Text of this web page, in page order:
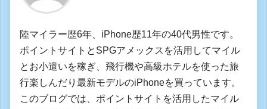
陸マイラー歴6年、iPhone歴11年の40代男性です。
ポイントサイトとSPGアメックスを活用してマイル
とお小遣いを稼ぎ、飛行機や高級ホテルを使った旅
行楽しんだり最新モデルのiPhoneを買っています。
このブログでは、ポイントサイトを活用したマイル